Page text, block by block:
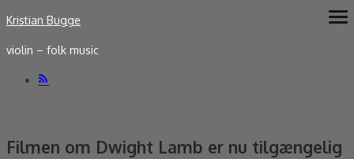
Skip
content
Kristian Bugge
violin – folk music
Filmen om Dwight Lamb er nu tilgængelig